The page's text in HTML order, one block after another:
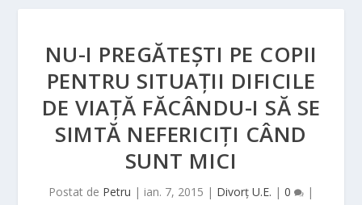
NU-I PREGĂTEŞTI PE COPII
PENTRU SITUAŢII DIFICILE
DE VIAŢĂ FĂCÂNDU-I SĂ SE
SIMTĂ NEFERICIŢI CÂND
SUNT MICI
Postat de Petru | ian. 7, 2015 | Divorț U.E. | 0 |